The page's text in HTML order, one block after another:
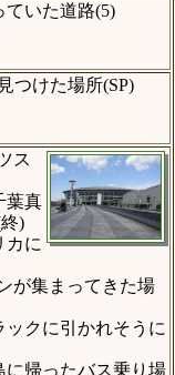
いた道路(5)
つけた場所(SP)
ス
葉真
)
カに
が集まってきた場
ックに引かれそうに
に帰ったバス乗り場